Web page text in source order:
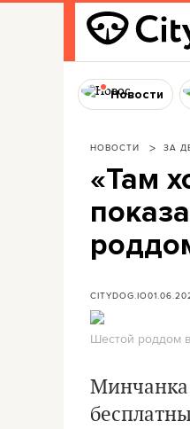
Новости
НОВОСТИ ЗА
«Там
CITYDOG.IO
Шестой роддом
Минчанка